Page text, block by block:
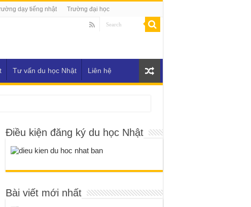
dạy tiếng nhật Trường đại học
Tư vấn du học Nhật Liên hệ
Điều kiện đăng ký du học Nhật
Bài viết mới nhất